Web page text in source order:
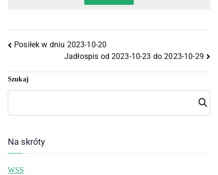
Posiłek w dniu 2023-10-20
Jadłospis od 2023-10-23 do 2023-10-29
Szukaj
Szuka
j
Na skróty
WSS